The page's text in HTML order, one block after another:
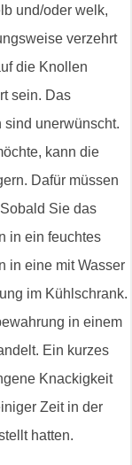
und/oder welk,
verzehrt
die Knollen
sein. Das
sind unerwünscht.
kann die
Dafür müssen
Sie das
in ein feuchtes
in eine mit Wasser
im Kühlschrank.
in einem
Ein kurzes
Knackigkeit
Zeit in der
hatten.